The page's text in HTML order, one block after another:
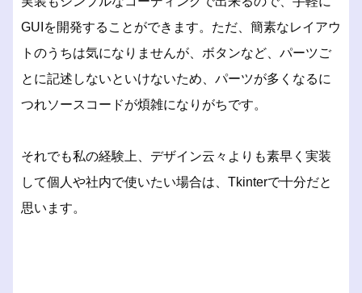
GUIを開発することができます。ただ、簡素なレイアウ
トのうちは気になりませんが、ボタンなど、パーツご
とに記述しないといけないため、パーツが多くなるに
つれソースコードが煩雑になりがちです。
それでも私の経験上、デザイン云々よりも素早く実装
して個人や社内で使いたい場合は、Tkinterで十分だと
思います。